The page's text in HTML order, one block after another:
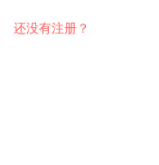
还没有注册？